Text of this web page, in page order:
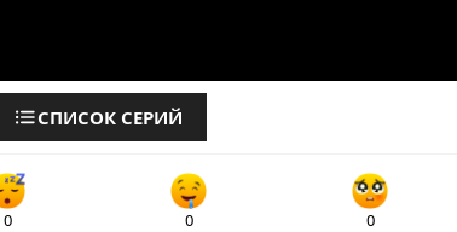
СПИСОК СЕРИЙ
0 0 0